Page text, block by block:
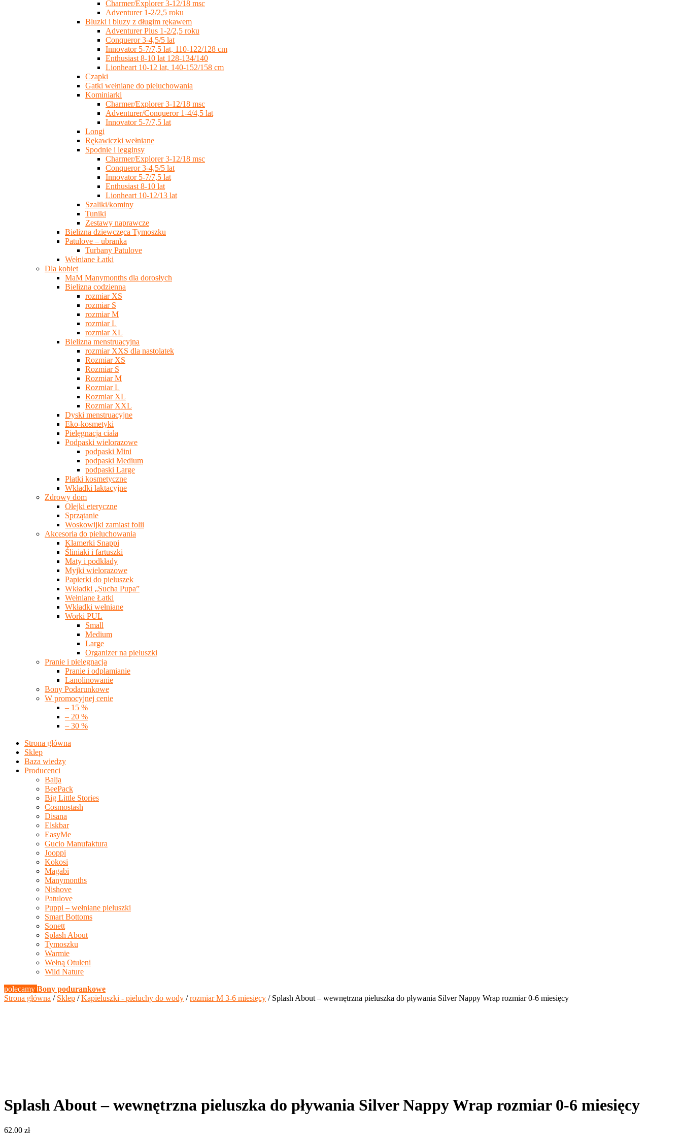
Charmer/Explorer 3-12/18 msc
Adventurer 1-2/2,5 roku
Bluzki i bluzy z długim rękawem
Adventurer Plus 1-2/2,5 roku
Conqueror 3-4,5/5 lat
Innovator 5-7/7,5 lat, 110-122/128 cm
Enthusiast 8-10 lat 128-134/140
Lionheart 10-12 lat, 140-152/158 cm
Czapki
Gatki wełniane do pieluchowania
Kominiarki
Charmer/Explorer 3-12/18 msc
Adventurer/Conqueror 1-4/4,5 lat
Innovator 5-7/7,5 lat
Longi
Rękawiczki wełniane
Spodnie i legginsy
Charmer/Explorer 3-12/18 msc
Conqueror 3-4,5/5 lat
Innovator 5-7/7,5 lat
Enthusiast 8-10 lat
Lionheart 10-12/13 lat
Szaliki/kominy
Tuniki
Zestawy naprawcze
Bielizna dziewczęca Tymoszku
Patulove – ubranka
Turbany Patulove
Wełniane Łatki
Dla kobiet
MaM Manymonths dla dorosłych
Bielizna codzienna
rozmiar XS
rozmiar S
rozmiar M
rozmiar L
rozmiar XL
Bielizna menstruacyjna
rozmiar XXS dla nastolatek
Rozmiar XS
Rozmiar S
Rozmiar M
Rozmiar L
Rozmiar XL
Rozmiar XXL
Dyski menstruacyjne
Eko-kosmetyki
Pielęgnacja ciała
Podpaski wielorazowe
podpaski Mini
podpaski Medium
podpaski Large
Płatki kosmetyczne
Wkładki laktacyjne
Zdrowy dom
Olejki eteryczne
Sprzątanie
Woskowijki zamiast folii
Akcesoria do pieluchowania
Klamerki Snappi
Śliniaki i fartuszki
Maty i podkłady
Myjki wielorazowe
Papierki do pieluszek
Wkładki „Sucha Pupa”
Wełniane Łatki
Wkładki wełniane
Worki PUL
Small
Medium
Large
Organizer na pieluszki
Pranie i pielęgnacja
Pranie i odplamianie
Lanolinowanie
Bony Podarunkowe
W promocyjnej cenie
– 15 %
– 20 %
– 30 %
Strona główna
Sklep
Baza wiedzy
Producenci
Balja
BeePack
Big Little Stories
Cosmostash
Disana
Elskbar
EasyMe
Gucio Manufaktura
Jooppi
Kokosi
Magabi
Manymonths
Nishove
Patulove
Puppi – wełniane pieluszki
Smart Bottoms
Sonett
Splash About
Tymoszku
Warmie
Wełną Otuleni
Wild Nature
polecamy Bony podurankowe
Strona główna / Sklep /Kąpieluszki - pieluchy do wody /rozmiar M 3-6 miesięcy / Splash About – wewnętrzna pieluszka do pływania Silver Nappy Wrap rozmiar 0-6 miesięcy
Splash About – wewnętrzna pieluszka do pływania Silver Nappy Wrap rozmiar 0-6 miesięcy
62.00 zł